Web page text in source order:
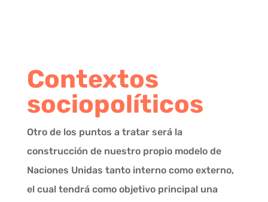
Contextos
sociopolíticos
Otro de los puntos a tratar será la
construcción de nuestro propio modelo de
Naciones Unidas tanto interno como externo,
el cual tendrá como objetivo principal una